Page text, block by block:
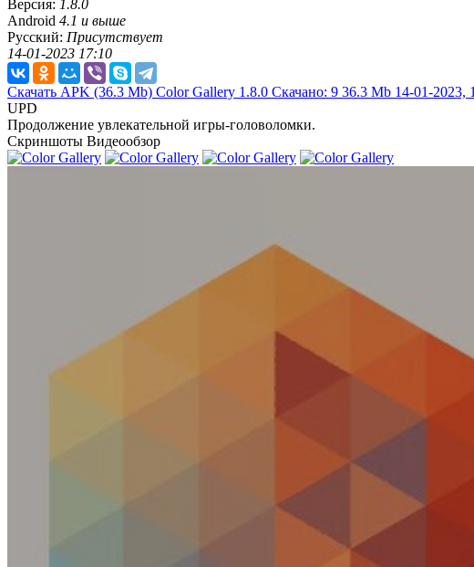
Версия: 1.8.0
Android 4.1 и выше
Русский: Присутствует
14-01-2023 17:10
Скачать APK (36.3 Mb) Color Gallery 1.8.0 Скачано: 9 36.3 Mb 14-01-2023,
UPD
Продолжение увлекательной игры-головоломки.
Скриншоты Видеообзор